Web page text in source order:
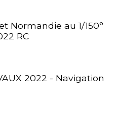
Normandie au 1/150°
RC
2022 - Navigation